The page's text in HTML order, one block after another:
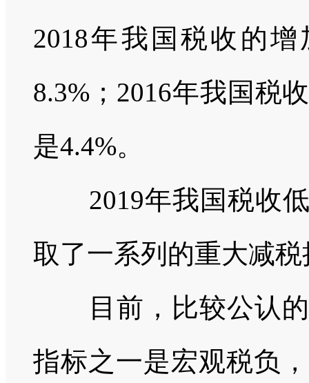
2018年我国税收的增
8.3% ； 2016年我国税
是4.4%。
2019年我国税收
取了一系列的重大减
目前，比较公认
指标之一是宏观税负